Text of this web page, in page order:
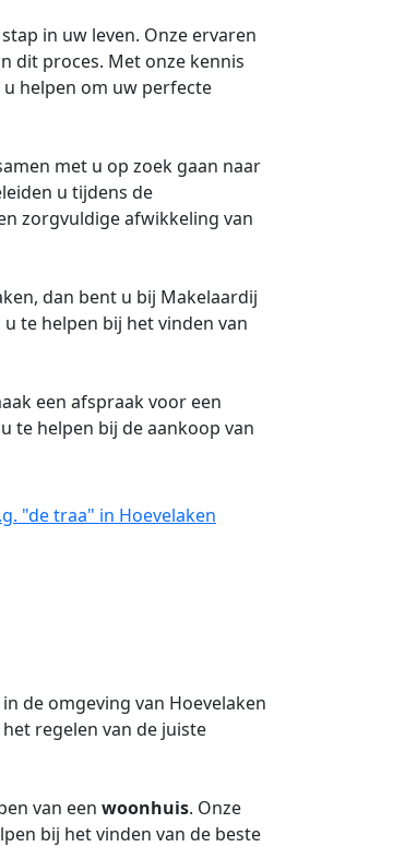
in uw leven. Onze ervaren
dit proces. Met onze kennis
helpen om uw perfecte
met u op zoek gaan naar
u tijdens de
zorgvuldige afwikkeling van
dan bent u bij Makelaardij
te helpen bij het vinden van
een afspraak voor een
te helpen bij de aankoop van
"de traa" in Hoevelaken
de omgeving van Hoevelaken
regelen van de juiste
van een woonhuis. Onze
bij het vinden van de beste